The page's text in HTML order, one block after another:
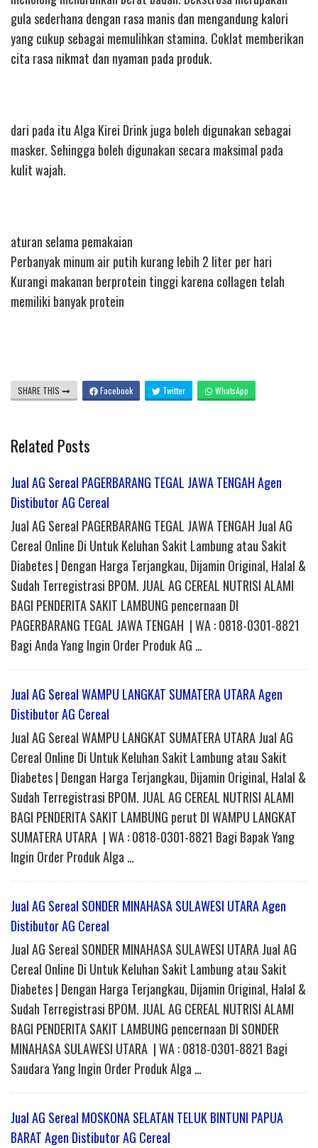
gula sederhana dengan rasa manis dan mengandung kalori
yang cukup sebagai memulihkan stamina. Coklat memberikan
cita rasa nikmat dan nyaman pada produk.
dari pada itu Alga Kirei Drink juga boleh digunakan sebagai
masker. Sehingga boleh digunakan secara maksimal pada
kulit wajah.
aturan selama pemakaian
Perbanyak minum air putih kurang lebih 2 liter per hari
Kurangi makanan berprotein tinggi karena collagen telah
memiliki banyak protein
SHARE THIS Facebook Twitter WhatsApp
Related Posts
Jual AG Sereal PAGERBARANG TEGAL JAWA TENGAH Agen
Distibutor AG Cereal
Jual AG Sereal PAGERBARANG TEGAL JAWA TENGAH Jual AG
Cereal Online Di Untuk Keluhan Sakit Lambung atau Sakit
Diabetes | Dengan Harga Terjangkau, Dijamin Original, Halal &
Sudah Terregistrasi BPOM. JUAL AG CEREAL NUTRISI ALAMI
BAGI PENDERITA SAKIT LAMBUNG pencernaan DI
PAGERBARANG TEGAL JAWA TENGAH | WA : 0818-0301-8821
Bagi Anda Yang Ingin Order Produk AG …
Jual AG Sereal WAMPU LANGKAT SUMATERA UTARA Agen
Distibutor AG Cereal
Jual AG Sereal WAMPU LANGKAT SUMATERA UTARA Jual AG
Cereal Online Di Untuk Keluhan Sakit Lambung atau Sakit
Diabetes | Dengan Harga Terjangkau, Dijamin Original, Halal &
Sudah Terregistrasi BPOM. JUAL AG CEREAL NUTRISI ALAMI
BAGI PENDERITA SAKIT LAMBUNG perut DI WAMPU LANGKAT
SUMATERA UTARA | WA : 0818-0301-8821 Bagi Bapak Yang
Ingin Order Produk Alga …
Jual AG Sereal SONDER MINAHASA SULAWESI UTARA Agen
Distibutor AG Cereal
Jual AG Sereal SONDER MINAHASA SULAWESI UTARA Jual AG
Cereal Online Di Untuk Keluhan Sakit Lambung atau Sakit
Diabetes | Dengan Harga Terjangkau, Dijamin Original, Halal &
Sudah Terregistrasi BPOM. JUAL AG CEREAL NUTRISI ALAMI
BAGI PENDERITA SAKIT LAMBUNG pencernaan DI SONDER
MINAHASA SULAWESI UTARA | WA : 0818-0301-8821 Bagi
Saudara Yang Ingin Order Produk Alga …
Jual AG Sereal MOSKONA SELATAN TELUK BINTUNI PAPUA
BARAT Agen Distibutor AG Cereal